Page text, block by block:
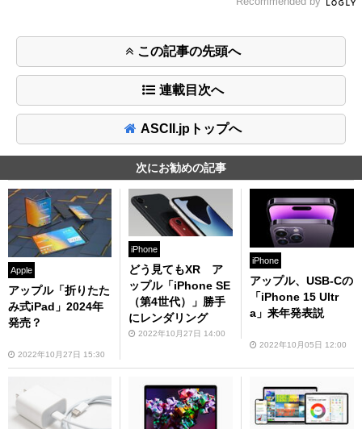
この記事の先頭へ
連載目次へ
ASCII.jpトップへ
次にお勧めの記事
Apple
アップル「折りたた
み式iPad」2024年
発売？
2022年10月27日 15:30
iPhone
どう見てもXR ア
ップル「iPhone SE
（第4世代）」勝手
にレンダリング
2022年10月27日 14:00
iPhone
アップル、USB-Cの
「iPhone 15 Ultr
a」来年発表説
2022年10月05日 12:00